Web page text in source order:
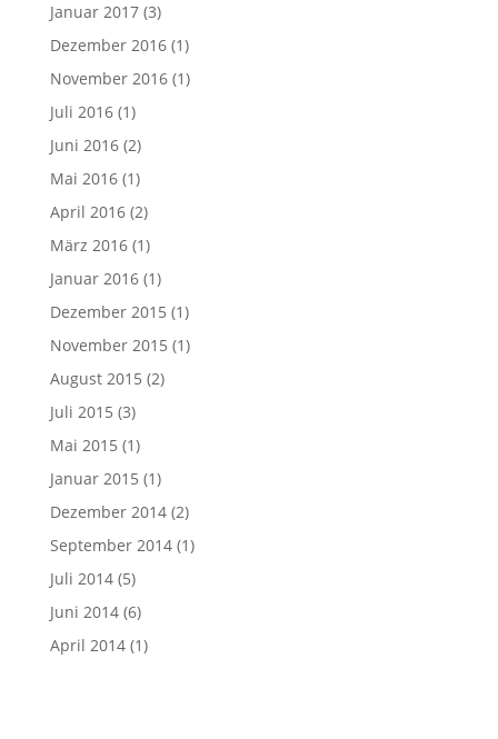
Januar 2017(3)
Dezember 2016(1)
November 2016(1)
Juli 2016(1)
Juni 2016(2)
Mai 2016(1)
April 2016(2)
März 2016(1)
Januar 2016(1)
Dezember 2015 (1)
November 2015 (1)
August 2015 (2)
Juli 2015 (3)
Mai 2015 (1)
Januar 2015 (1)
Dezember 2014(2)
September 2014(1)
Juli 2014(5)
Juni 2014(6)
April 2014(1)